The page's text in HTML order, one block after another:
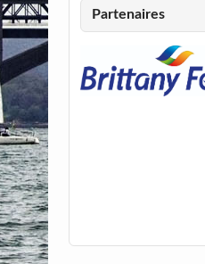
Partenaires